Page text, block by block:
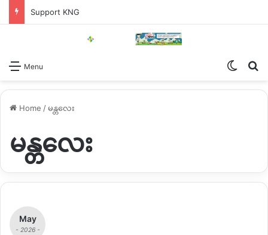
Support KNG
Menu
Home /မန္တလေး
မန္တလေး
May
- 2026 -